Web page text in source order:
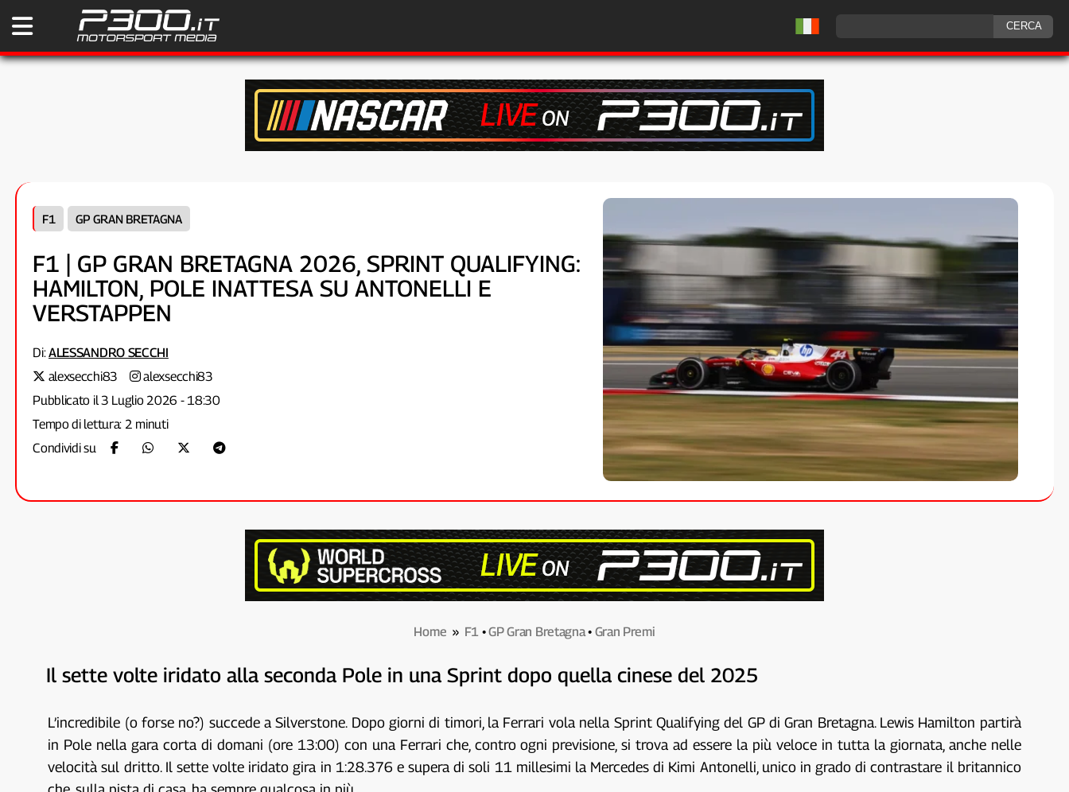
F1 GP GRAN BRETAGNA
F1 | GP GRAN BRETAGNA 2026, SPRINT QUALIFYING:
HAMILTON, POLE INATTESA SU ANTONELLI E
VERSTAPPEN
Di:ALESSANDRO SECCHI
alexsecchi83
alexsecchi83
Pubblicato il 3 Luglio 2026 - 18:30
Tempo di lettura: 2 minuti
Condividi su
Home » F1 •GP Gran Bretagna• Gran Premi
Il sette volte iridato alla seconda Pole in una Sprint dopo quella cinese del 2025
L’incredibile (o forse no?) succede a Silverstone. Dopo giorni di timori, la Ferrari vola nella Sprint Qualifying del GP di Gran Bretagna. Lewis Hamilton partirà
in Pole nella gara corta di domani (ore 13:00) con una Ferrari che, contro ogni previsione, si trova ad essere la più veloce in tutta la giornata, anche nelle
velocità sul dritto. Il sette volte iridato gira in 1:28.376 e supera di soli 11 millesimi la Mercedes di Kimi Antonelli, unico in grado di contrastare il britannico